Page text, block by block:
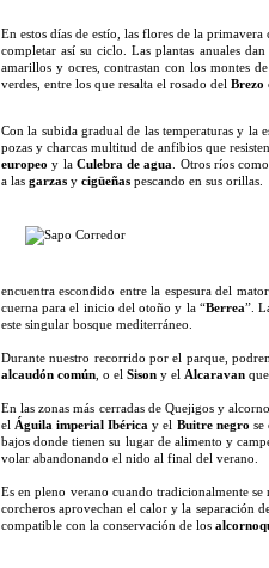
En estos días de estío, las flores de la
completar así su ciclo. Las plantas anuales
amarillos y ocres, contrastan con los montes
verdes, entre los que resalta el rosado del Brezo
Con la subida gradual de las temperaturas y la
pozas y charcas multitud de anfibios que
europeo y la Culebra de agua
. Otros ríos
a las garzas y cigüeñas pescando en sus orillas.
encuentra escondido entre la espesura del
cuerna para el inicio del otoño y la “Berrea”.
este singular bosque mediterráneo.
Durante nuestro recorrido por el parque,
alcaudón común , o el Sison y el Alcaravan
En las zonas más cerradas de Quejigos y
el Águila imperial Ibéricay el Buitre negro se
bajos donde tienen su lugar de alimento y
volar abandonando el nido al final del verano.
Es en pleno verano cuando tradicionalmente se
corcheros aprovechan el calor y la separación
compatible con la conservación de los